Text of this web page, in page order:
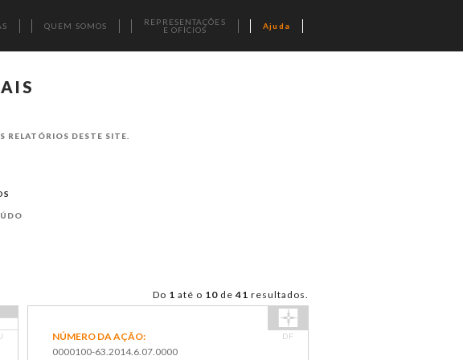
QUEM SOMOS
REPRESENTAÇÕES
E OFÍCIOS
Ajuda
RELATÓRIOS DESTE SITE.
Do 1 até o 10 de41 resultados.
DF
NÚMERO DA AÇÃO:
0000100-63.2014.6.07.0000